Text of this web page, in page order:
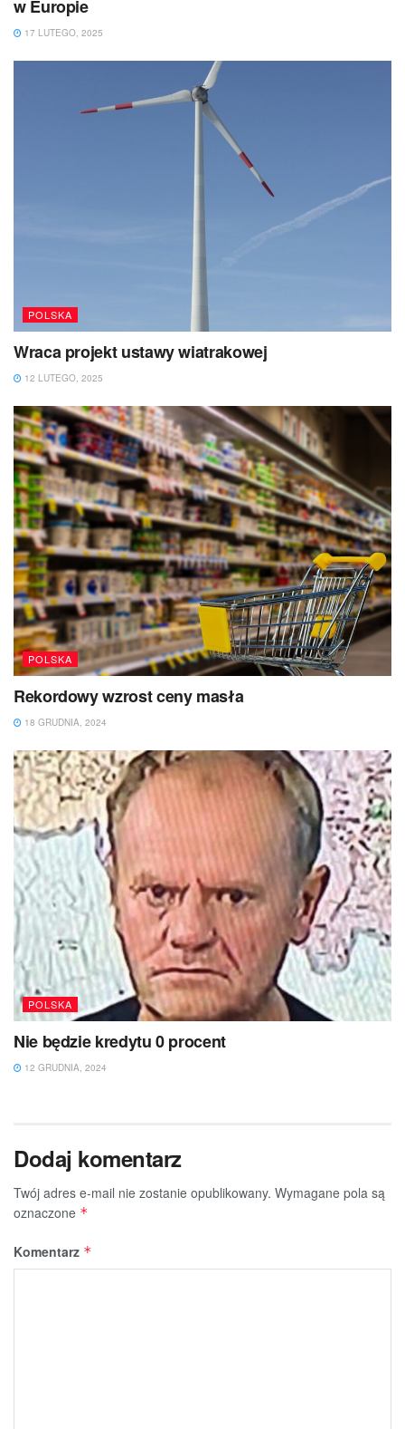
w Europie
17 LUTEGO, 2025
POLSKA
Wraca projekt ustawy wiatrakowej
12 LUTEGO, 2025
POLSKA
Rekordowy wzrost ceny masła
18 GRUDNIA, 2024
POLSKA
Nie będzie kredytu 0 procent
12 GRUDNIA, 2024
Dodaj komentarz
Twój adres e-mail nie zostanie opublikowany. Wymagane pola są
oznaczone *
Komentarz *